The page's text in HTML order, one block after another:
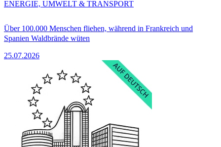
Über 100.000 Menschen fliehen, während in Frankreich und
Spanien Waldbrände wüten
25.07.2026
ENERGIE, UMWELT & TRANSPORT